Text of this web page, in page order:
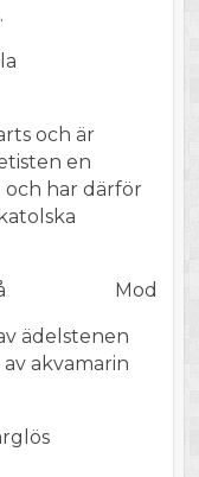
Lila
och är
en
har därför
Blå Mod
ädelstenen
akvamarin